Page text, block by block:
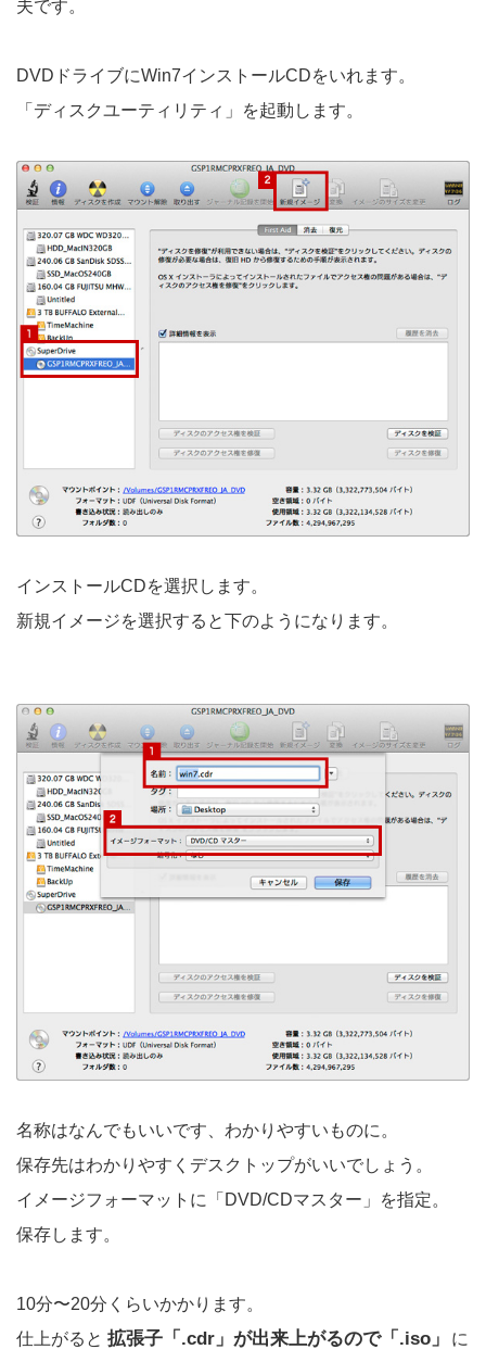
夫です。
DVDドライブにWin7インストールCDをいれます。
「ディスクユーティリティ」を起動します。
インストールCDを選択します。
新規イメージを選択すると下のようになります。
名称はなんでもいいです、わかりやすいものに。
保存先はわかりやすくデスクトップがいいでしょう。
イメージフォーマットに「DVD/CDマスター」を指定。
保存します。
10分〜20分くらいかかります。
仕上がると 拡張子「.cdr」が出来上がるので「.iso」
に